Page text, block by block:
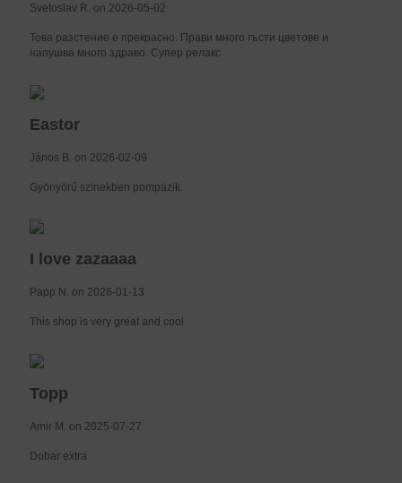
Svetoslav R. on 2026-05-02
Това разстение е прекрасно. Прави много гъсти цветове и
напушва много здраво. Супер релакс
Eastor
János B. on 2026-02-09
Gyönyörű színekben pompázik.
I love zazaaaa
Papp N. on 2026-01-13
This shop is very great and cool
Topp
Amir M. on 2025-07-27
Dobar extra